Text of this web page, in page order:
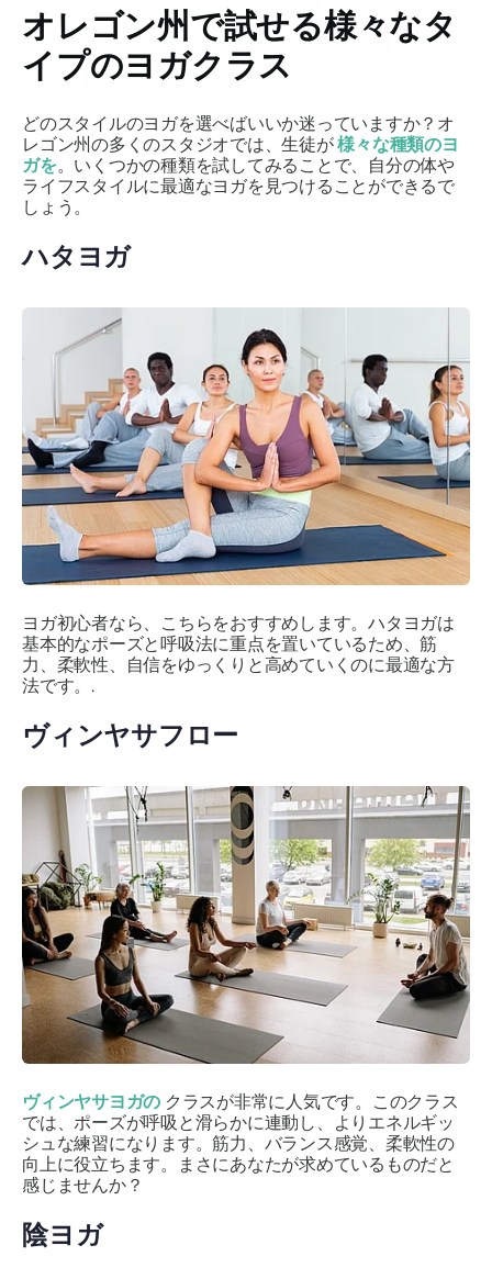
オレゴン州で試せる様々なタ
イプのヨガクラス
どのスタイルのヨガを選べばいいか迷っていますか？オ
レゴン州の多くのスタジオでは、生徒が様々な種類のヨ
ガを。いくつかの種類を試してみることで、自分の体や
ライフスタイルに最適なヨガを見つけることができるで
しょう。
ハタヨガ
ヨガ初心者なら、こちらをおすすめします。ハタヨガは
基本的なポーズと呼吸法に重点を置いているため、筋
力、柔軟性、自信をゆっくりと高めていくのに最適な方
法です。.
ヴィンヤサフロー
ヴィンヤサヨガの クラスが非常に人気です。このクラス
では、ポーズが呼吸と滑らかに連動し、よりエネルギッ
シュな練習になります。筋力、バランス感覚、柔軟性の
向上に役立ちます。まさにあなたが求めているものだと
感じませんか？
陰ヨガ